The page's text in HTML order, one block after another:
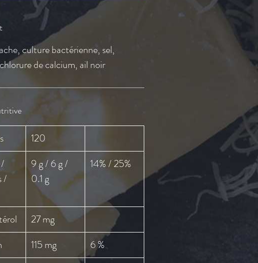
culture bactérienne, sel,
de calcium, ail noir
120
/
9 g / 6 g /
0.1 g
14% / 25%
27 mg
115 mg
6 %